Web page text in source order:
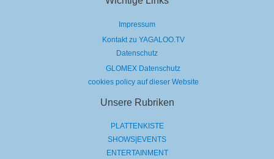
Impressum
Kontakt zu YAGALOO.TV
Datenschutz
GLOMEX Datenschutz
cookies policy auf dieser Website
Unsere Rubriken
PLATTENKISTE
SHOWS|EVENTS
ENTERTAINMENT